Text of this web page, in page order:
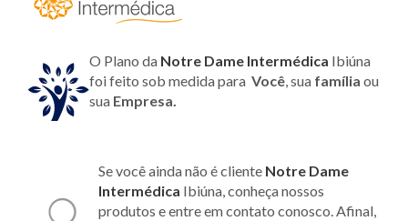
O Plano da Notre Dame Intermédica Ibiúna
foi feito sob medida para Você, sua família ou
sua Empresa.
Se você ainda não é cliente Notre Dame
Intermédica Ibiúna, conheça nossos
produtos e entre em contato conosco. Afinal,